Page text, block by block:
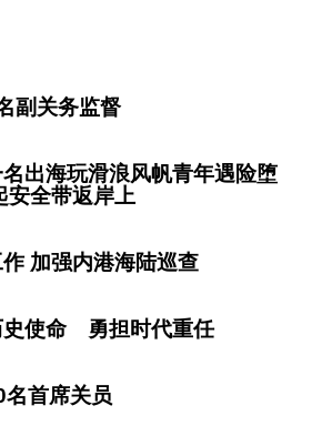
副关务监督
出海玩滑浪风帆青年遇险堕
安全带返岸上
加强内港海陆巡查
史使命 勇担时代重任
首席关员